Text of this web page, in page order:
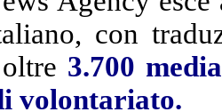
con
3.700
volontariato.